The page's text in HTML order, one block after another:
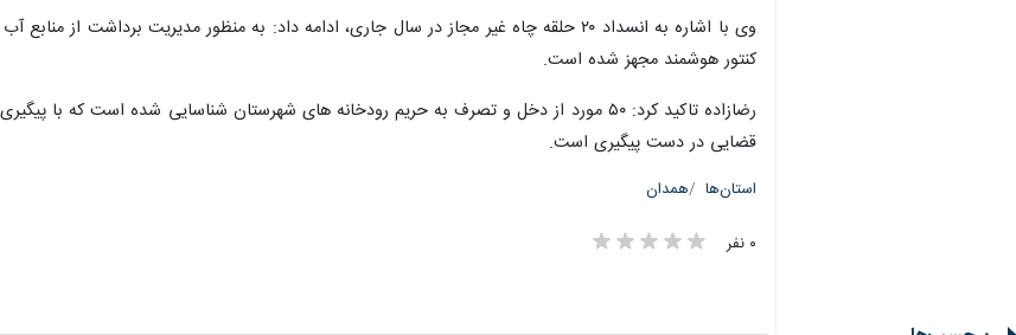
کنتور هوشمند مجهز شده است.
قضایی در دست پیگیری است.
استان‌ها همدان
۰ نفر